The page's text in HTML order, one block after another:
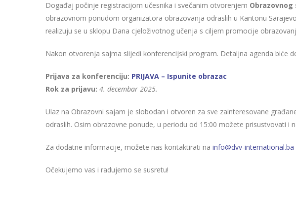
Događaj počinje registracijom učesnika i svečanim otvorenjem Obrazovnog
obrazovnom ponudom organizatora obrazovanja odraslih u Kantonu
realizuju se u sklopu Dana cjeloživotnog učenja s ciljem promocije
Nakon otvorenja sajma slijedi konferencijski program. Detaljna agenda biće
Prijava za konferenciju: PRIJAVA – Ispunite obrazac
Rok za prijavu: 4. decembar 2025.
Ulaz na Obrazovni sajam je slobodan i otvoren za sve zainteresovane
odraslih. Osim obrazovne ponude, u periodu od 15:00 možete prisustvovati
Za dodatne informacije, možete nas kontaktirati na info@dvv-international.ba
Očekujemo vas i radujemo se susretu!